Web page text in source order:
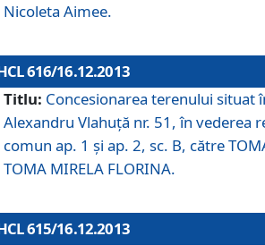
Nicoleta Aimee.
616/16.12.2013
Titlu: Concesionarea terenului situat
Alexandru Vlahuţă nr. 51, în vederea
comun ap. 1 şi ap. 2, sc. B, către
TOMA MIRELA FLORINA.
615/16.12.2013